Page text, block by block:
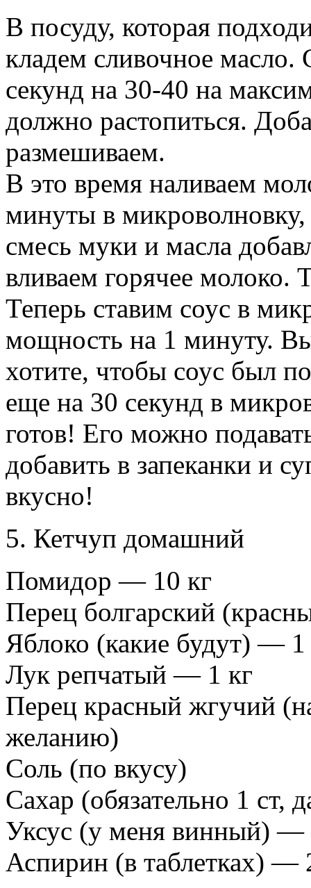
В посуду, которая
кладем сливочное
секунд на 30-40 на
должно растопиться.
размешиваем.
В это время наливаем
минуты в
смесь муки и масла
вливаем горячее молоко.
Теперь ставим соус в
мощность на 1 минуту.
хотите, чтобы соус был
еще на 30 секунд в
готов! Его можно
добавить в запеканки и
вкусно!
5. Кетчуп домашний
Помидор — 10 кг
Перец болгарский
Яблоко (какие будут) — 1
Лук репчатый — 1 кг
Перец красный жгучий
желанию)
Соль (по вкусу)
Сахар (обязательно 1 ст,
Уксус (у меня винный) —
Аспирин (в таблетках) —